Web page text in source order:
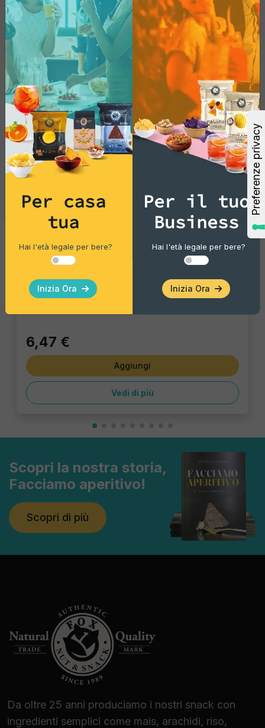
quanto possono essere irresistibili. Non
perdere l'opportunità di gustare questa
prelibatezza, che renderà ogni momento
un'occasione speciale!
Cocktails
Gin Flower 14% Vol 100 Ml
Pezzo Singolo
6,47 €
Aggiungi
Vedi di più
Scopri la nostra storia,
Facciamo aperitivo!
Scopri di più
Da oltre 25 anni produciamo i nostri snack con
ingredienti semplici come mais, arachidi, riso,
Per casa
tua
Hai l'età legale per bere?
Inizia Ora
Per il tuo
Business
Hai l'età legale per bere?
Inizia Ora